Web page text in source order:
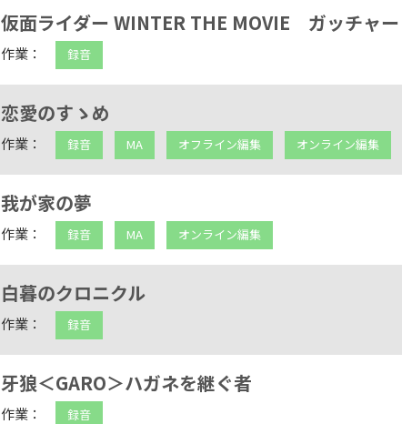
仮面ライダー WINTER THE MOVIE ガッチャ
作業： 録音
恋愛のすゝめ
作業： 録音 MA オフライン編集 オンライン編集
我が家の夢
作業： 録音 MA オンライン編集
白暮のクロニクル
作業： 録音
牙狼＜GARO＞ハガネを継ぐ者
作業： 録音